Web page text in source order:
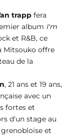
trapp fera
album I'm
et R&B, ce
Mitsouko offre
de la
, 21 ans et 19 ans,
avec un
fortes et
d'un stage au
et